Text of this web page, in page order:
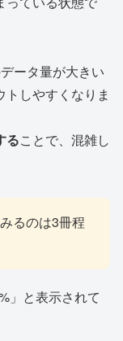
ータ量が大きい
しやすくなりま
ることで、混雑し
るのは3冊程
」と表示されて